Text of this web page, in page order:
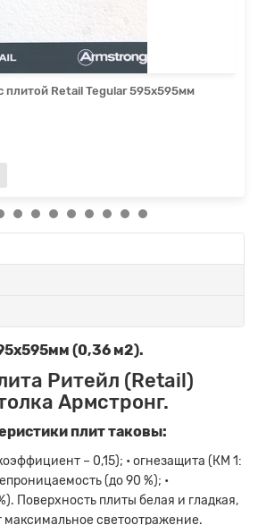
плитой Retail Tegular 595х595мм
(0,36 м2).
Ритейл (Retail)
Армстронг.
плит таковы:
– 0,15); • огнезащита (КМ 1:
(до 90 %); •
Поверхность плиты белая и гладкая,
максимальное светоотражение.